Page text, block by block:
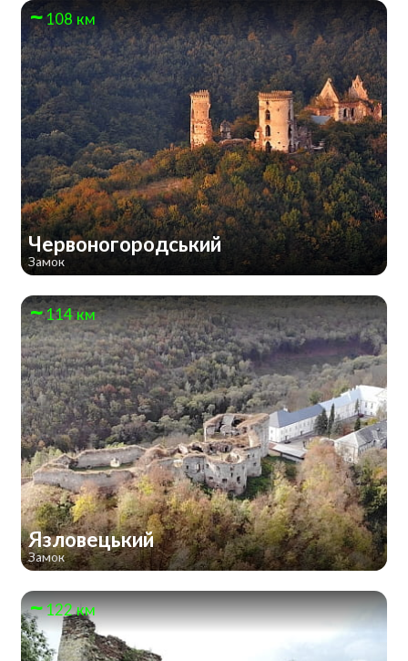
108 км
Червоногородський
Замок
114 км
Язловецький
Замок
122 км